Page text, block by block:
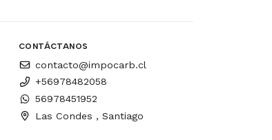
CONTÁCTANOS
contacto@impocarb.cl
+56978482058
56978451952
Las Condes , Santiago